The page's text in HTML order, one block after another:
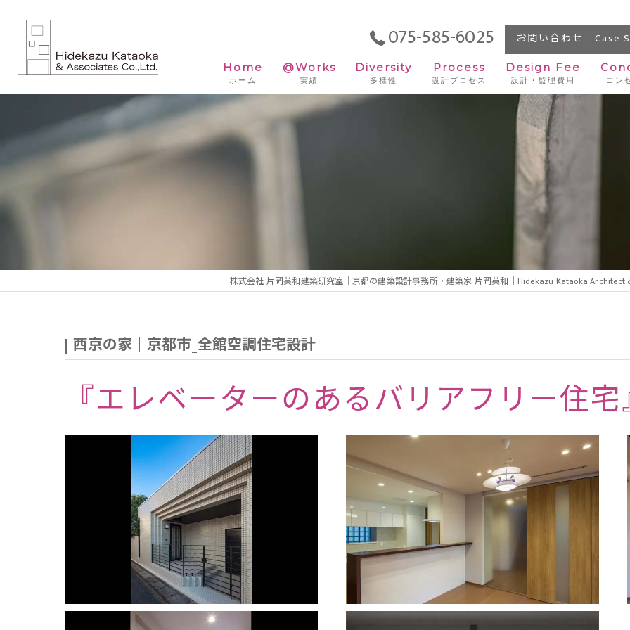
075-585-6025 お問い合わせ｜Case
Home
ホーム
@Works
実績
Diversity
多様性
宿泊施設
Process
設計プロセス
Design Fee
設計・監理費用 コン
株式会社 片岡英和建築研究室｜京都の建築設計事務所・建築家 片岡英和｜Hidekazu Kataoka Architect
西京の家｜京都市_全館空調住宅設計
『エレベーターのあるバリアフリー住